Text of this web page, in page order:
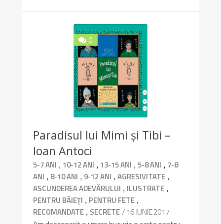
0
Paradisul lui Mimi și Tibi –
Ioan Antoci
5-7 ANI , 10-12 ANI , 13-15 ANI ,5-8 ANI , 7-8
ANI , 8-10 ANI , 9-12 ANI ,AGRESIVITATE ,
ASCUNDEREA ADEVĂRULUI , ILUSTRATE ,
PENTRU BĂIEȚI , PENTRU FETE ,
RECOMANDATE , SECRETE/ 16 IUNIE 2017